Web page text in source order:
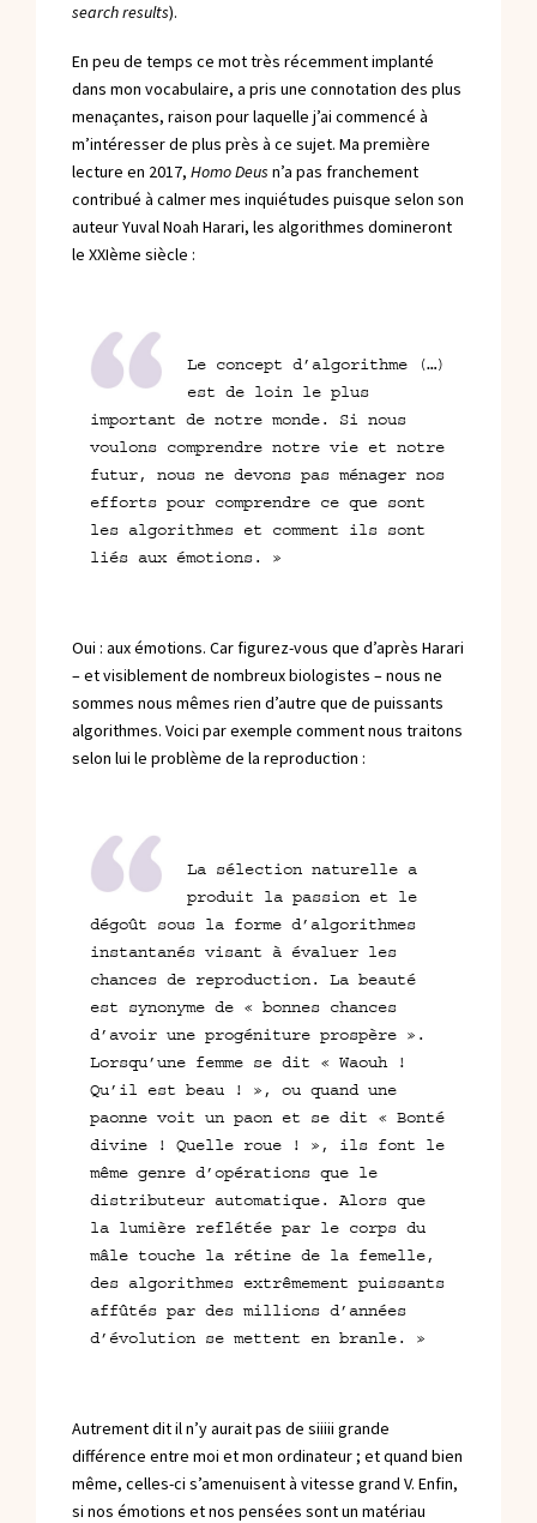
search results).
En peu de temps ce mot très récemment implanté
dans mon vocabulaire, a pris une connotation des plus
menaçantes, raison pour laquelle j’ai commencé à
m’intéresser de plus près à ce sujet. Ma première
lecture en 2017, Homo Deus n’a pas franchement
contribué à calmer mes inquiétudes puisque selon son
auteur Yuval Noah Harari, les algorithmes domineront
le XXIème siècle :
Le concept d’algorithme (…)
est de loin le plus
important de notre monde. Si nous
voulons comprendre notre vie et notre
futur, nous ne devons pas ménager nos
efforts pour comprendre ce que sont
les algorithmes et comment ils sont
liés aux émotions. »
Oui : aux émotions. Car figurez-vous que d’après Harari
– et visiblement de nombreux biologistes – nous ne
sommes nous mêmes rien d’autre que de puissants
algorithmes. Voici par exemple comment nous traitons
selon lui le problème de la reproduction :
La sélection naturelle a
produit la passion et le
dégoût sous la forme d’algorithmes
instantanés visant à évaluer les
chances de reproduction. La beauté
est synonyme de « bonnes chances
d’avoir une progéniture prospère ».
Lorsqu’une femme se dit « Waouh !
Qu’il est beau ! », ou quand une
paonne voit un paon et se dit « Bonté
divine ! Quelle roue ! », ils font le
même genre d’opérations que le
distributeur automatique. Alors que
la lumière reflétée par le corps du
mâle touche la rétine de la femelle,
des algorithmes extrêmement puissants
affûtés par des millions d’années
d’évolution se mettent en branle. »
Autrement dit il n’y aurait pas de siiiii grande
différence entre moi et mon ordinateur ; et quand bien
même, celles-ci s’amenuisent à vitesse grand V. Enfin,
si nos émotions et nos pensées sont un matériau